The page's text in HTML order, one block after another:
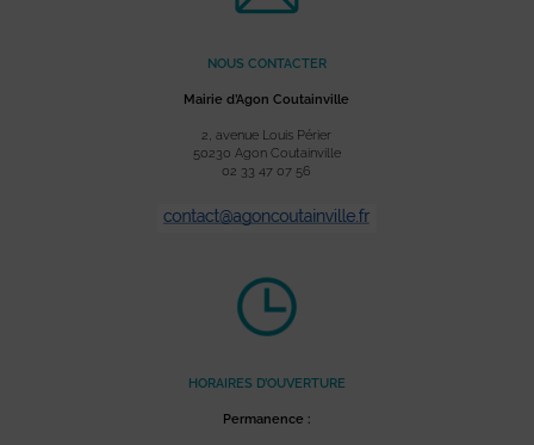
NOUS CONTACTER
Mairie d’Agon Coutainville
2, avenue Louis Périer
50230 Agon Coutainville
02 33 47 07 56
HORAIRES D’OUVERTURE
Permanence :